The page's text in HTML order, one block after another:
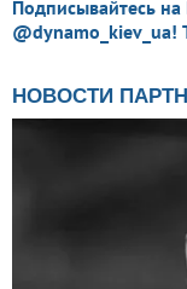
Подписывайтесь
@dynamo_kiev_ua!